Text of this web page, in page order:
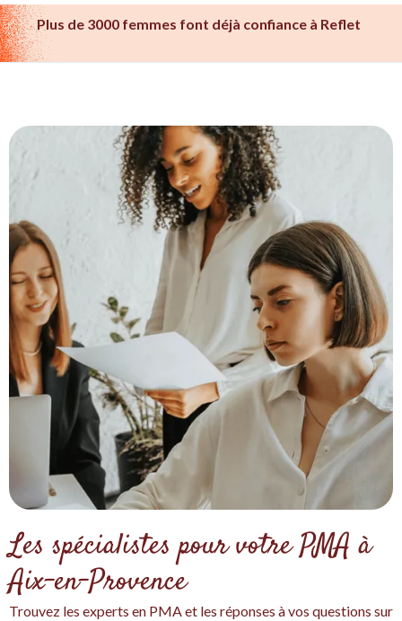
Plus de 3000 femmes font déjà confiance à Reflet
Les spécialistes pour votre PMA à
Aix-en-Provence
Trouvez les experts en PMA et les réponses à vos questions sur